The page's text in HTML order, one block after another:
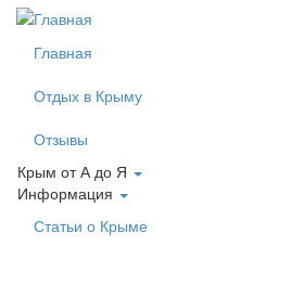
Главная
Отдых в Крыму
Отзывы
Крым от А до Я
Информация
Статьи о Крыме